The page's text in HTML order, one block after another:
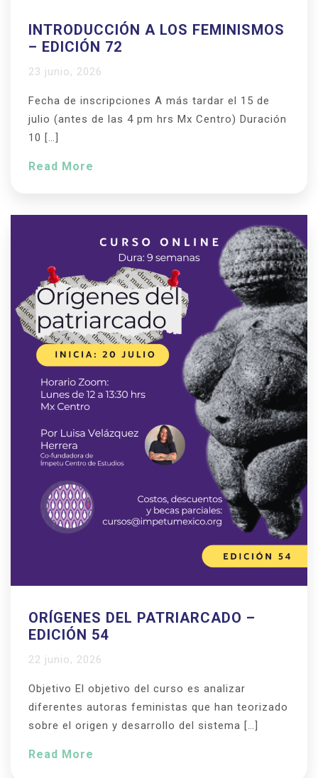
INTRODUCCIÓN A LOS FEMINISMOS
– EDICIÓN 72
23 junio, 2026
Fecha de inscripciones A más tardar el 15 de
julio (antes de las 4 pm hrs Mx Centro) Duración
10 […]
Read More
ORÍGENES DEL PATRIARCADO –
EDICIÓN 54
22 junio, 2026
Objetivo El objetivo del curso es analizar
diferentes autoras feministas que han teorizado
sobre el origen y desarrollo del sistema […]
Read More